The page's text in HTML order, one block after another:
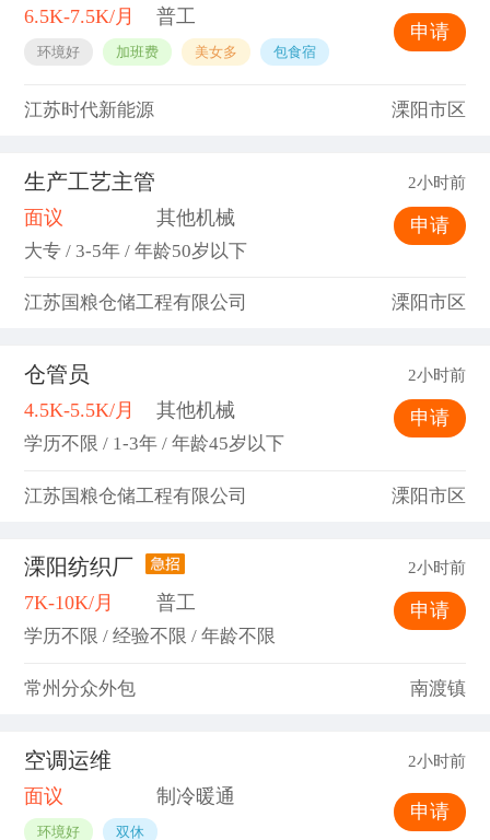
6.5K-7.5K/月 普工
环境好 加班费 美女多 包食宿
申请
江苏时代新能源 溧阳市区
生产工艺主管 2小时前
面议 其他机械
大专 / 3-5年 / 年龄50岁以下
申请
江苏国粮仓储工程有限公司 溧阳市区
仓管员 2小时前
4.5K-5.5K/月 其他机械
学历不限 / 1-3年 / 年龄45岁以下
申请
江苏国粮仓储工程有限公司 溧阳市区
溧阳纺织厂 2小时前
7K-10K/月 普工
学历不限 / 经验不限 / 年龄不限
申请
常州分众外包 南渡镇
空调运维 2小时前
面议 制冷暖通
环境好 双休
申请